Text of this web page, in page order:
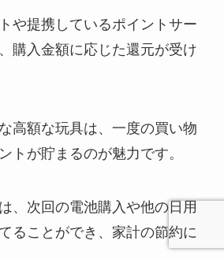
や提携しているポイントサー
購入金額に応じた還元が受け
高額な玩具は、一度の買い物
トが貯まるのが魅力です。
、次回の電池購入や他の日用
ることができ、家計の節約に